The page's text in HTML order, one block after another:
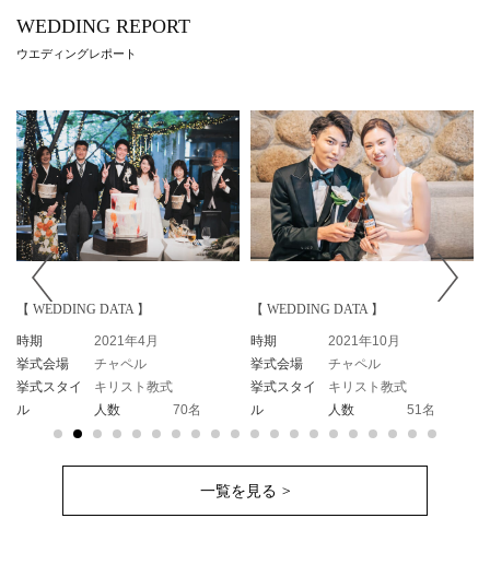
WEDDING REPORT
ウエディングレポート
【 WEDDING DATA 】
時期
2021年4月
挙式会場
チャペル
挙式スタイ
ル
キリスト教式
人数
70名
【 WEDDING DATA 】
時期
2021年10月
挙式会場
チャペル
挙式スタイ
ル
キリスト教式
人数
51名
一覧を見る >